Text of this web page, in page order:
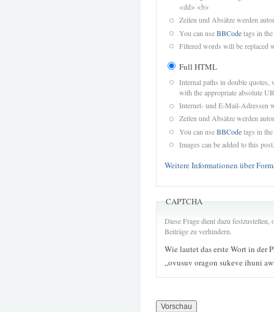
<dd> <b>
Zeilen und Absätze werden
You can useBBCodetags in
Filtered words will be replaced
Full HTML
Internal paths in double quotes,
with the appropriate absolute
Internet- und E-Mail-Adressen
Zeilen und Absätze werden
You can useBBCodetags in
Images can be added to this post.
Weitere Informationen über
CAPTCHA
Diese Frage dient dazu
Beiträge zu verhindern.
Wie lautet das erste Wort in der
„ovusuv oragon sukeve ihuni